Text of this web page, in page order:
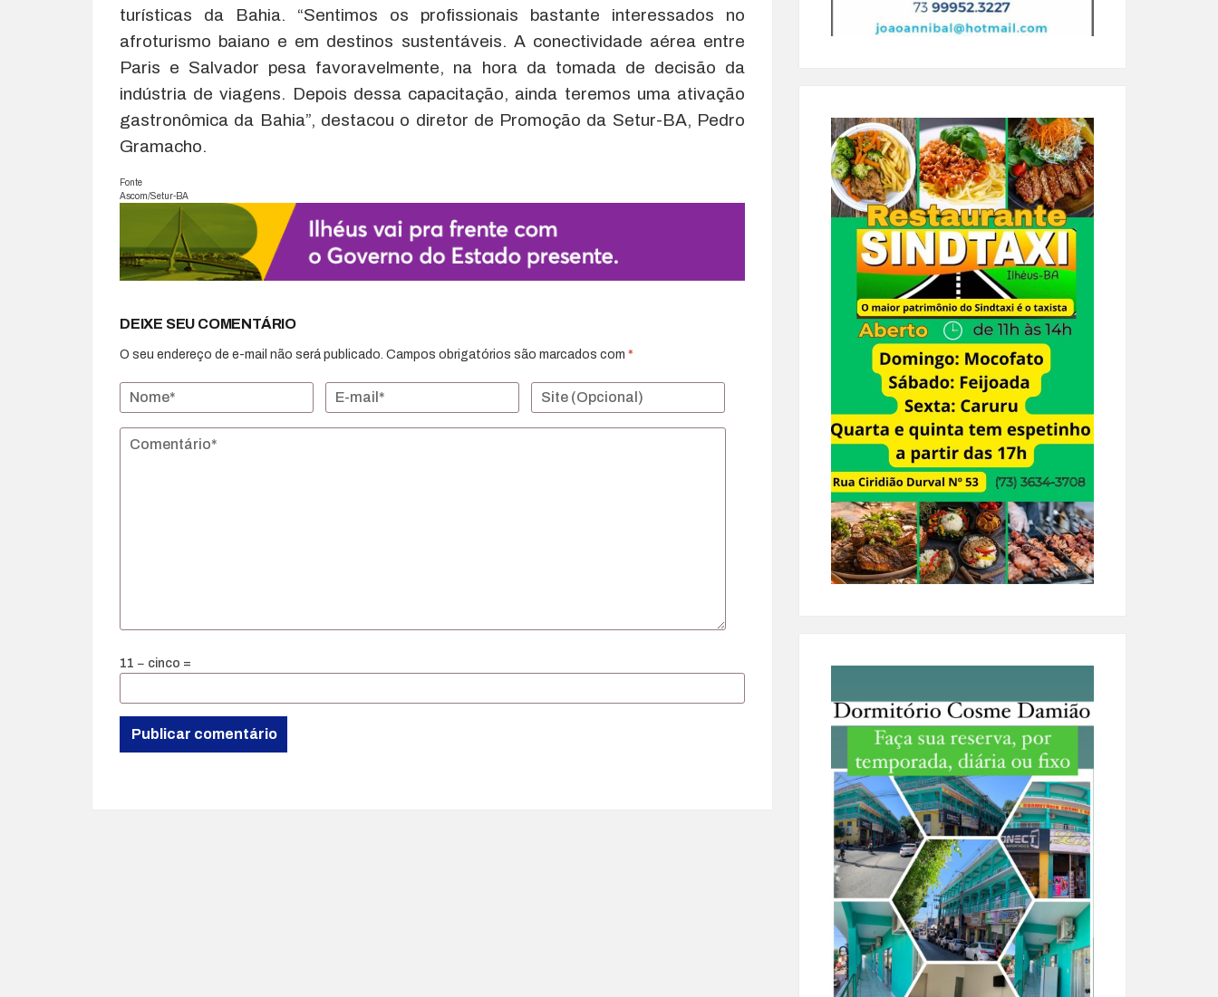
turísticas da Bahia. “Sentimos os profissionais bastante interessados no
afroturismo baiano e em destinos sustentáveis. A conectividade aérea entre
Paris e Salvador pesa favoravelmente, na hora da tomada de decisão da
indústria de viagens. Depois dessa capacitação, ainda teremos uma ativação
gastronômica da Bahia”, destacou o diretor de Promoção da Setur-BA, Pedro
Gramacho.
Fonte
Ascom/Setur-BA
DEIXE SEU COMENTÁRIO
O seu endereço de e-mail não será publicado. Campos obrigatórios são marcados com *
11 − cinco =